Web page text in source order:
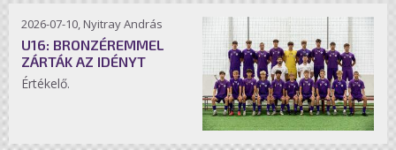
2026-07-10, Nyitray András
U16: BRONZÉREMMEL
ZÁRTÁK AZ IDÉNYT
Értékelő.